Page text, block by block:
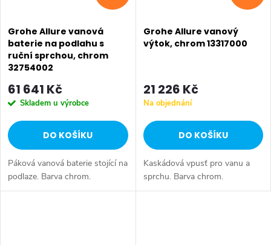
Grohe Allure vanová
baterie na podlahu s
ruční sprchou, chrom
32754002
61 641 Kč
Skladem u výrobce
DO KOŠÍKU
Páková vanová baterie stojící na
podlaze. Barva chrom.
Grohe Allure vanový
výtok, chrom 13317000
21 226 Kč
Na objednání
DO KOŠÍKU
Kaskádová vpusť pro vanu a
sprchu. Barva chrom.